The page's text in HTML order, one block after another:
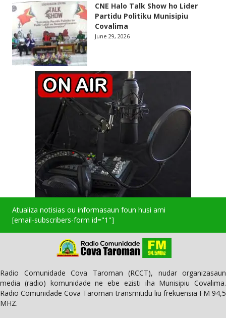
CNE Halo Talk Show ho Lider
Partidu Politiku Munisipiu
Covalima
June 29, 2026
Atualiza notisias ou informasaun foun husi ami
[email-subscribers-form id="1"]
Radio Comunidade Cova Taroman (RCCT), nudar organizasaun
media (radio) komunidade ne ebe ezisti iha Munisipiu Covalima.
Radio Comunidade Cova Taroman transmitidu liu frekuensia FM 94,5
MHZ.